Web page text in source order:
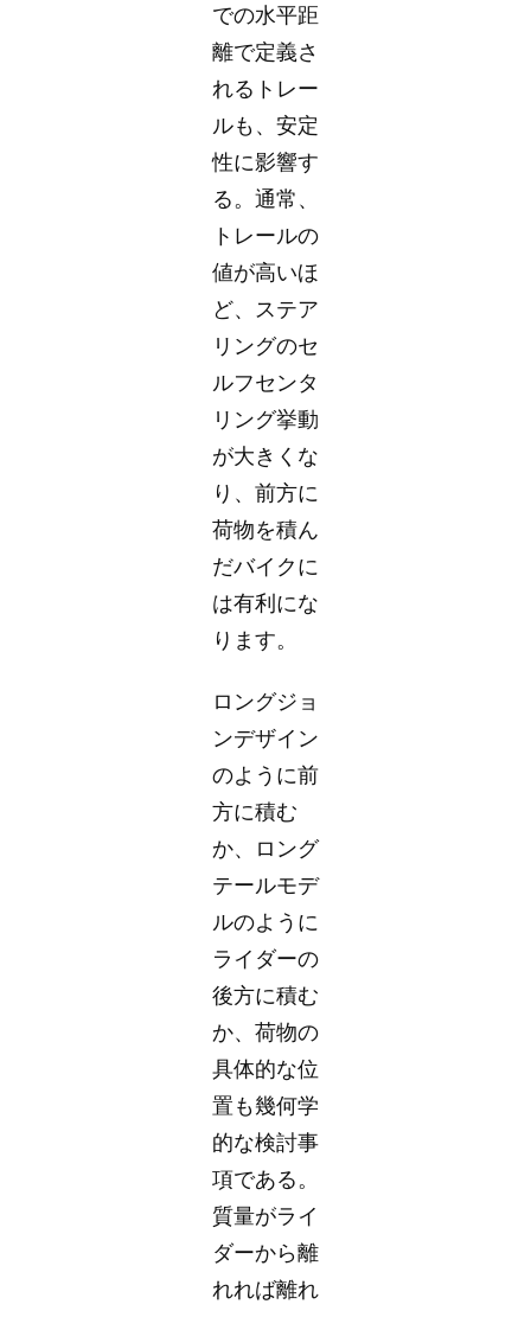
での水平距
離で定義さ
れるトレー
ルも、安定
性に影響す
る。通常、
トレールの
値が高いほ
ど、ステア
リングのセ
ルフセンタ
リング挙動
が大きくな
り、前方に
荷物を積ん
だバイクに
は有利にな
ります。
ロングジョ
ンデザイン
のように前
方に積む
か、ロング
テールモデ
ルのように
ライダーの
後方に積む
か、荷物の
具体的な位
置も幾何学
的な検討事
項である。
質量がライ
ダーから離
れれば離れ